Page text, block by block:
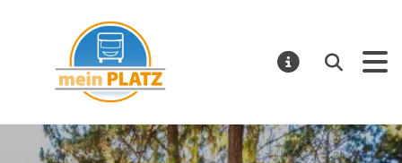
Suchen